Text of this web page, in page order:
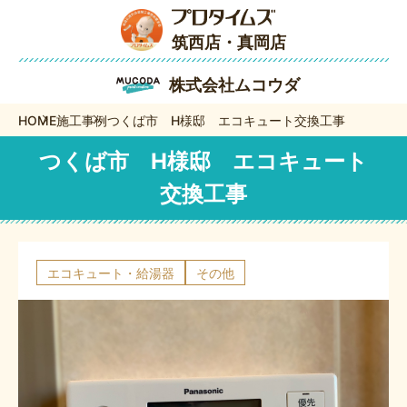
筑西店・真岡店
株式会社ムコウダ
HOME施工事例つくば市 H様邸 エコキュート交換工事
つくば市 H様邸 エコキュート
交換工事
エコキュート・給湯器 その他